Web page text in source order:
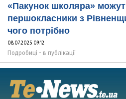
«Пакунок школяра»
першокласники з
чого потрібно
08.07.2025 09:12
Подробиці - в публікації